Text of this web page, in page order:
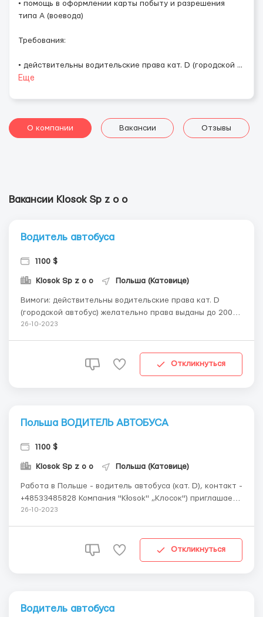
• помощь в оформлении карты побыту и разрешения
типа А (воевода)
Требования:
• действительны водительские права кат. D (городской ...
Еще
О компании Вакансии Отзывы
Вакансии Klosok Sp z o o
Водитель автобуса
1100 $
Klosok Sp z o o Польша (Катовице)
Вимоги: действительны водительские права кат. D
(городской автобус) желательно права выданы до 2008
года • открыта виза или биометрический паспорт Де
26-10-2023
Откликнуться
Польша ВОДИТЕЛЬ АВТОБУСА
1100 $
Klosok Sp z o o Польша (Катовице)
Работа в Польше - водитель автобуса (кат. D), контакт -
+48533485828 Компания "Кłosok" „Клосок") приглашает
на работу водителей кат. D для обслуживания
является перевозка пассажиро...
26-10-2023
Откликнуться
Водитель автобуса